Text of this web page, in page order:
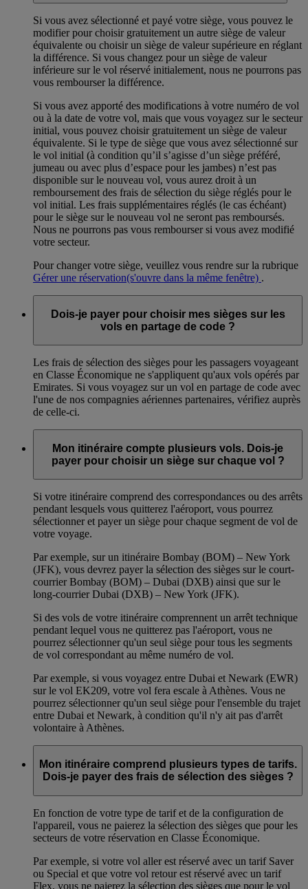
Si vous avez sélectionné et payé votre siège, vous pouvez le
modifier pour choisir gratuitement un autre siège de valeur
équivalente ou choisir un siège de valeur supérieure en réglant
la différence. Si vous changez pour un siège de valeur
inférieure sur le vol réservé initialement, nous ne pourrons pas
vous rembourser la différence.
Si vous avez apporté des modifications à votre numéro de vol
ou à la date de votre vol, mais que vous voyagez sur le secteur
initial, vous pouvez choisir gratuitement un siège de valeur
équivalente. Si le type de siège que vous avez sélectionné sur
le vol initial (à condition qu’il s’agisse d’un siège préféré,
jumeau ou avec plus d’espace pour les jambes) n’est pas
disponible sur le nouveau vol, vous aurez droit à un
remboursement des frais de sélection du siège réglés pour le
vol initial. Les frais supplémentaires réglés (le cas échéant)
pour le siège sur le nouveau vol ne seront pas remboursés.
Nous ne pourrons pas vous rembourser si vous avez modifié
votre secteur.
Pour changer votre siège, veuillez vous rendre sur la rubrique
Gérer une réservation(s'ouvre dans la même fenêtre) .
Dois-je payer pour choisir mes sièges sur les
vols en partage de code ?
Les frais de sélection des sièges pour les passagers voyageant
en Classe Économique ne s'appliquent qu'aux vols opérés par
Emirates. Si vous voyagez sur un vol en partage de code avec
l'une de nos compagnies aériennes partenaires, vérifiez auprès
de celle-ci.
Mon itinéraire compte plusieurs vols. Dois-je
payer pour choisir un siège sur chaque vol ?
Si votre itinéraire comprend des correspondances ou des arrêts
pendant lesquels vous quitterez l'aéroport, vous pourrez
sélectionner et payer un siège pour chaque segment de vol de
votre voyage.
Par exemple, sur un itinéraire Bombay (BOM) – New York
(JFK), vous devrez payer la sélection des sièges sur le court-
courrier Bombay (BOM) – Dubai (DXB) ainsi que sur le
long-courrier Dubai (DXB) – New York (JFK).
Si des vols de votre itinéraire comprennent un arrêt technique
pendant lequel vous ne quitterez pas l'aéroport, vous ne
pourrez sélectionner qu'un seul siège pour tous les segments
de vol correspondant au même numéro de vol.
Par exemple, si vous voyagez entre Dubai et Newark (EWR)
sur le vol EK209, votre vol fera escale à Athènes. Vous ne
pourrez sélectionner qu'un seul siège pour l'ensemble du trajet
entre Dubai et Newark, à condition qu'il n'y ait pas d'arrêt
volontaire à Athènes.
Mon itinéraire comprend plusieurs types de tarifs.
Dois-je payer des frais de sélection des sièges ?
En fonction de votre type de tarif et de la configuration de
l'appareil, vous ne paierez la sélection des sièges que pour les
secteurs de votre réservation en Classe Économique.
Par exemple, si votre vol aller est réservé avec un tarif Saver
ou Special et que votre vol retour est réservé avec un tarif
Flex, vous ne paierez la sélection des sièges que pour le vol